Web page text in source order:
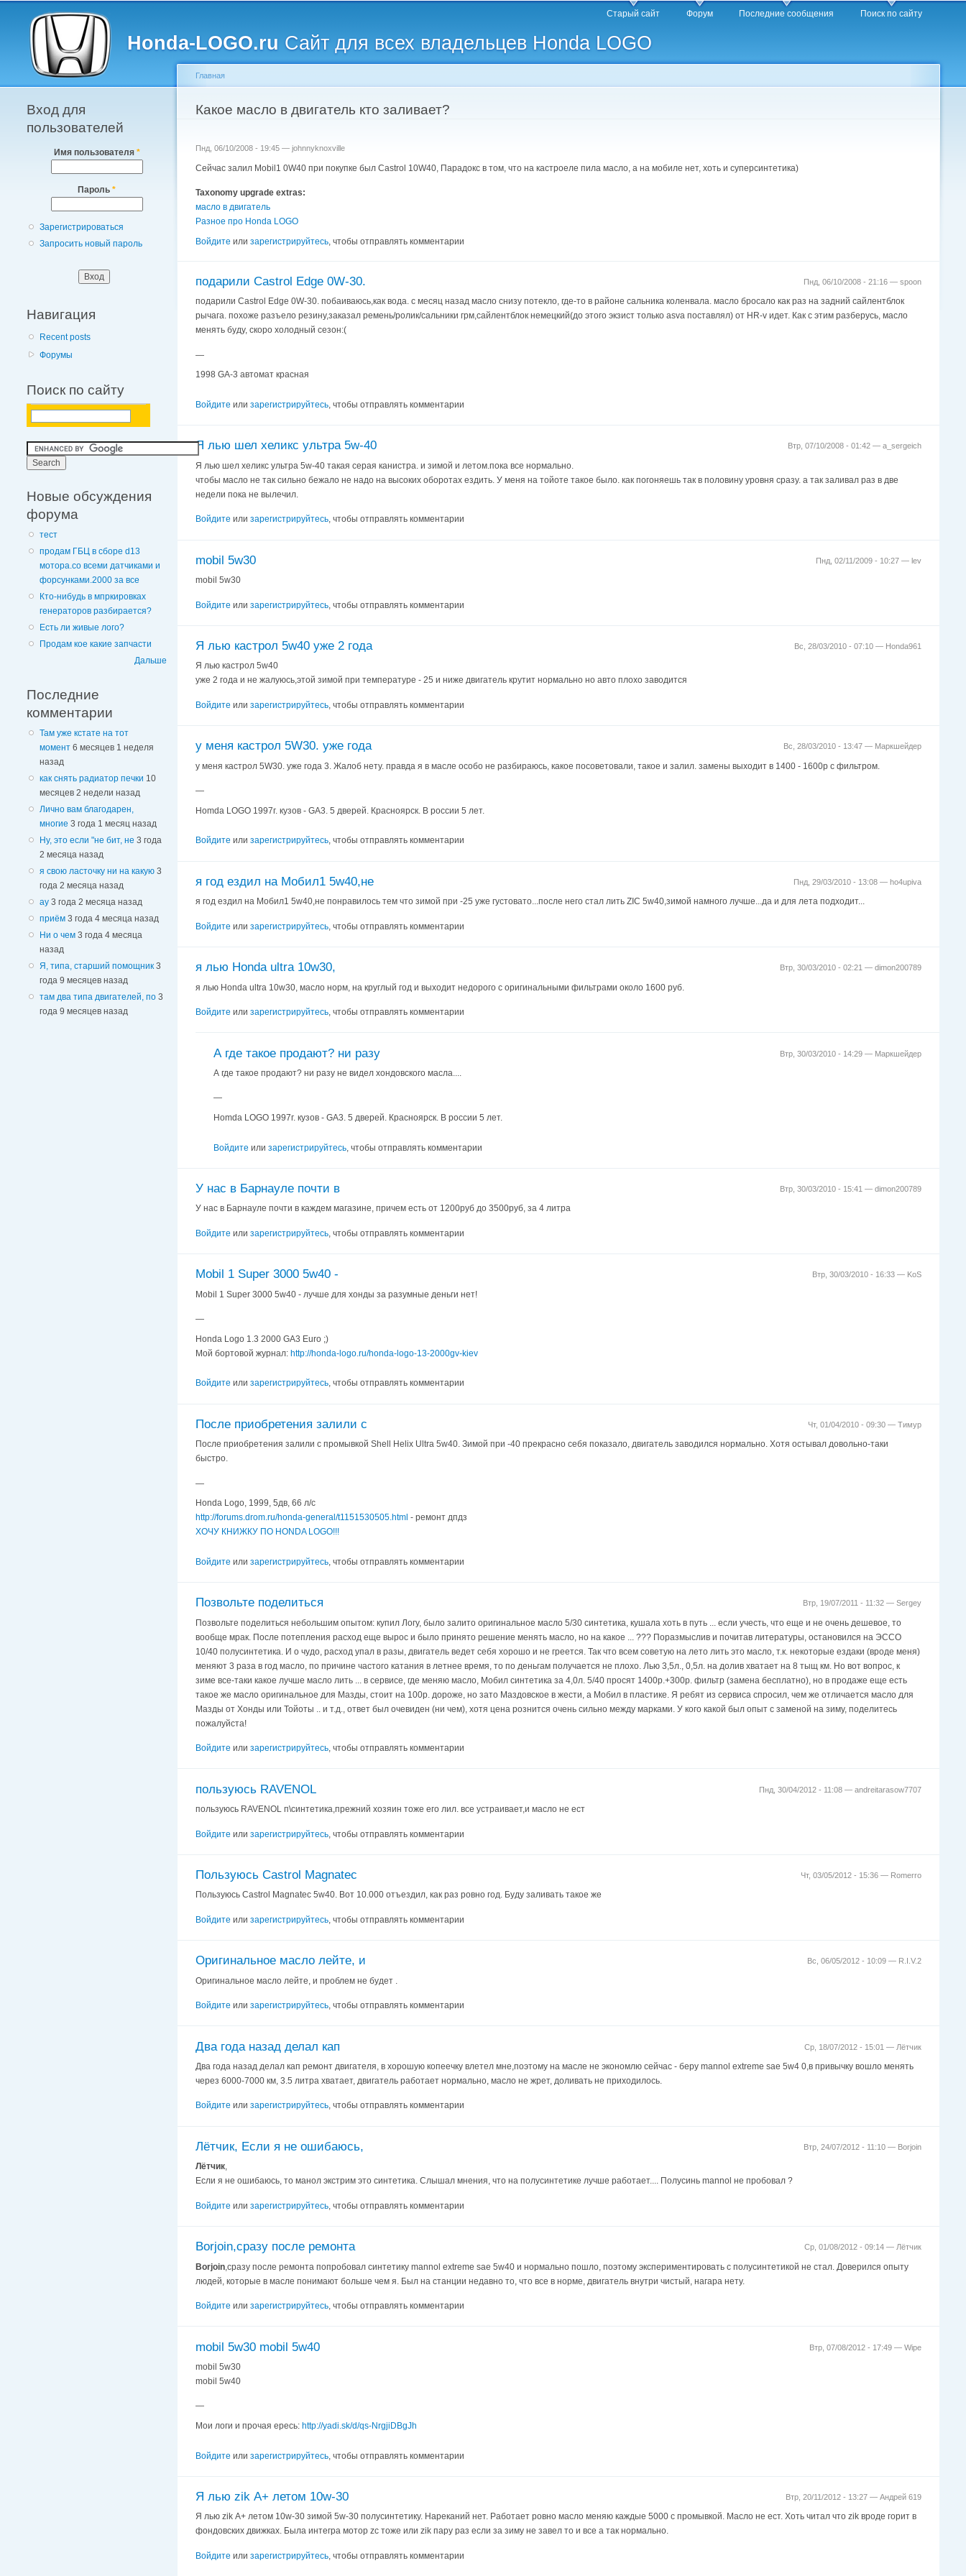
Honda-LOGO.ru Сайт для всех владельцев Honda LOGO
Главное меню Старый сайт Форум Последние сообщения Поиск по сайту
Вход для
пользователей
Имя пользователя *
Пароль *
Зарегистрироваться
Запросить новый пароль
Навигация
Recent posts
Форумы
Поиск по сайту
Новые обсуждения
форума
тест
продам ГБЦ в сборе d13
мотора.со всеми датчиками и
форсунками.2000 за все
Кто-нибудь в мпркировках
генераторов разбирается?
Есть ли живые лого?
Продам кое какие запчасти
Дальше
Последние
комментарии
Там уже кстате на тот
момент 6 месяцев 1 неделя
назад
как снять радиатор печки 10
месяцев 2 недели назад
Лично вам благодарен,
многие 3 года 1 месяц назад
Ну, это если "не бит, не 3 года
2 месяца назад
я свою ласточку ни на какую 3
года 2 месяца назад
ау 3 года 2 месяца назад
приём 3 года 4 месяца назад
Ни о чем 3 года 4 месяца
назад
Я, типа, старший помощник 3
года 9 месяцев назад
там два типа двигателей, по 3
года 9 месяцев назад
Вы здесь
Главная
Какое масло в двигатель кто заливает?
Пнд, 06/10/2008 - 19:45 — johnnyknoxville
Сейчас залил Mobil1 0W40 при покупке был Castrol 10W40, Парадокс в том, что на кастроеле пила масло, а на мобиле нет, хоть и суперсинтетика)
Taxonomy upgrade extras:
масло в двигатель
Разное про Honda LOGO
Войдите или зарегистрируйтесь , чтобы отправлять комментарии
Пнд, 06/10/2008 - 21:16 — spoon
подарили Castrol Edge 0W-30.
подарили Castrol Edge 0W-30. побаиваюсь,как вода. с месяц назад масло снизу потекло, где-то в районе сальника коленвала. масло бросало как раз на задний сайлентблок
рычага. похоже разъело резину,заказал ремень/ролик/сальники грм,сайлентблок немецкий(до этого экзист только asva поставлял) от HR-v идет. Как с этим разберусь, масло
менять буду, скоро холодный сезон:(
—
1998 GA-3 автомат красная
Войдите или зарегистрируйтесь, чтобы отправлять комментарии
Втр, 07/10/2008 - 01:42 — a_sergeich
Я лью шел хеликс ультра 5w-40
Я лью шел хеликс ультра 5w-40 такая серая канистра. и зимой и летом.пока все нормально.
чтобы масло не так сильно бежало не надо на высоких оборотах ездить. У меня на тойоте такое было. как погоняешь так в половину уровня сразу. а так заливал раз в две
недели пока не вылечил.
Войдите или зарегистрируйтесь, чтобы отправлять комментарии
Пнд, 02/11/2009 - 10:27 — lev
mobil 5w30
mobil 5w30
Войдите или зарегистрируйтесь , чтобы отправлять комментарии
Вс, 28/03/2010 - 07:10 — Honda961
Я лью кастрол 5w40 уже 2 года
Я лью кастрол 5w40
уже 2 года и не жалуюсь,этой зимой при температуре - 25 и ниже двигатель крутит нормально но авто плохо заводится
Войдите или зарегистрируйтесь, чтобы отправлять комментарии
Вс, 28/03/2010 - 13:47 — Маркшейдер
у меня кастрол 5W30. уже года
у меня кастрол 5W30. уже года 3. Жалоб нету. правда я в масле особо не разбираюсь, какое посоветовали, такое и залил. замены выходит в 1400 - 1600р с фильтром.
—
Homda LOGO 1997г. кузов - GA3. 5 дверей. Красноярск. В россии 5 лет.
Войдите или зарегистрируйтесь, чтобы отправлять комментарии
Пнд, 29/03/2010 - 13:08 — ho4upiva
я год ездил на Мобил1 5w40,не
я год ездил на Мобил1 5w40,не понравилось тем что зимой при -25 уже густовато...после него стал лить ZIC 5w40,зимой намного лучше...да и для лета подходит...
Войдите или зарегистрируйтесь , чтобы отправлять комментарии
Втр, 30/03/2010 - 02:21 — dimon200789
я лью Honda ultra 10w30,
я лью Honda ultra 10w30, масло норм, на круглый год и выходит недорого с оригинальными фильтрами около 1600 руб.
Войдите или зарегистрируйтесь, чтобы отправлять комментарии
Втр, 30/03/2010 - 14:29 — Маркшейдер
А где такое продают? ни разу
А где такое продают? ни разу не видел хондовского масла....
—
Homda LOGO 1997г. кузов - GA3. 5 дверей. Красноярск. В россии 5 лет.
Войдите или зарегистрируйтесь , чтобы отправлять комментарии
Втр, 30/03/2010 - 15:41 — dimon200789
У нас в Барнауле почти в
У нас в Барнауле почти в каждем магазине, причем есть от 1200руб до 3500руб, за 4 литра
Войдите или зарегистрируйтесь, чтобы отправлять комментарии
Втр, 30/03/2010 - 16:33 — KoS
Mobil 1 Super 3000 5w40 -
Mobil 1 Super 3000 5w40 - лучше для хонды за разумные деньги нет!
—
Honda Logo 1.3 2000 GA3 Euro ;)
Мой бортовой журнал: http://honda-logo.ru/honda-logo-13-2000gv-kiev
Войдите или зарегистрируйтесь, чтобы отправлять комментарии
Чт, 01/04/2010 - 09:30 — Тимур
После приобретения залили с
После приобретения залили с промывкой Shell Helix Ultra 5w40. Зимой при -40 прекрасно себя показало, двигатель заводился нормально. Хотя остывал довольно-таки
быстро.
—
Honda Logo, 1999, 5дв, 66 л/с
http://forums.drom.ru/honda-general/t1151530505.html - ремонт дпдз
ХОЧУ КНИЖКУ ПО HONDA LOGO!!!
Войдите или зарегистрируйтесь, чтобы отправлять комментарии
Втр, 19/07/2011 - 11:32 — Sergey
Позвольте поделиться
Позвольте поделиться небольшим опытом: купил Логу, было залито оригинальное масло 5/30 синтетика, кушала хоть в путь ... если учесть, что еще и не очень дешевое, то
вообще мрак. После потепления расход еще вырос и было принято решение менять масло, но на какое ... ??? Поразмыслив и почитав литературы, остановился на ЭССО
10/40 полусинтетика. И о чудо, расход упал в разы, двигатель ведет себя хорошо и не греется. Так что всем советую на лето лить это масло, т.к. некоторые ездаки (вроде меня)
меняют 3 раза в год масло, по причине частого катания в летнее время, то по деньгам получается не плохо. Лью 3,5л., 0,5л. на долив хватает на 8 тыщ км. Но вот вопрос, к
зиме все-таки какое лучше масло лить ... в сервисе, где меняю масло, Мобил синтетика за 4,0л. 5/40 просят 1400р.+300р. фильтр (замена бесплатно), но в продаже еще есть
такое же масло оригинальное для Мазды, стоит на 100р. дороже, но зато Маздовское в жести, а Мобил в пластике. Я ребят из сервиса спросил, чем же отличается масло для
Мазды от Хонды или Тойоты .. и т.д., ответ был очевиден (ни чем), хотя цена рознится очень сильно между марками. У кого какой был опыт с заменой на зиму, поделитесь
пожалуйста!
Войдите или зарегистрируйтесь, чтобы отправлять комментарии
Пнд, 30/04/2012 - 11:08 — andreitarasow7707
пользуюсь RAVENOL
пользуюсь RAVENOL п\синтетика,прежний хозяин тоже его лил. все устраивает,и масло не ест
Войдите или зарегистрируйтесь , чтобы отправлять комментарии
Чт, 03/05/2012 - 15:36 — Romerro
Пользуюсь Castrol Magnatec
Пользуюсь Castrol Magnatec 5w40. Вот 10.000 отъездил, как раз ровно год. Буду заливать такое же
Войдите или зарегистрируйтесь, чтобы отправлять комментарии
Вс, 06/05/2012 - 10:09 — R.I.V.2
Оригинальное масло лейте, и
Оригинальное масло лейте, и проблем не будет .
Войдите или зарегистрируйтесь, чтобы отправлять комментарии
Ср, 18/07/2012 - 15:01 — Лётчик
Два года назад делал кап
Два года назад делал кап ремонт двигателя, в хорошую копеечку влетел мне,поэтому на масле не экономлю сейчас - беру mannol extreme sae 5w4 0,в привычку вошло менять
через 6000-7000 км, 3.5 литра хватает, двигатель работает нормально, масло не жрет, доливать не приходилось.
Войдите или зарегистрируйтесь, чтобы отправлять комментарии
Втр, 24/07/2012 - 11:10 — Borjoin
Лётчик, Если я не ошибаюсь,
Лётчик,
Если я не ошибаюсь, то манол экстрим это синтетика. Слышал мнения, что на полусинтетике лучше работает.... Полусинь mannol не пробовал ?
Войдите или зарегистрируйтесь, чтобы отправлять комментарии
Ср, 01/08/2012 - 09:14 — Лётчик
Borjoin,сразу после ремонта
Borjoin ,сразу после ремонта попробовал синтетику mannol extreme sae 5w40 и нормально пошло, поэтому экспериментировать с полусинтетикой не стал. Доверился опыту
людей, которые в масле понимают больше чем я. Был на станции недавно то, что все в норме, двигатель внутри чистый, нагара нету.
Войдите или зарегистрируйтесь, чтобы отправлять комментарии
Втр, 07/08/2012 - 17:49 — Wipe
mobil 5w30 mobil 5w40
mobil 5w30
mobil 5w40
—
Мои логи и прочая ересь: http://yadi.sk/d/qs-NrgjiDBgJh
Войдите или зарегистрируйтесь , чтобы отправлять комментарии
Втр, 20/11/2012 - 13:27 — Андрей 619
Я лью zik А+ летом 10w-30
Я лью zik А+ летом 10w-30 зимой 5w-30 полусинтетику. Нареканий нет. Работает ровно масло меняю каждые 5000 с промывкой. Масло не ест. Хоть читал что zik вроде горит в
фондовских движках. Была интегра мотор zc тоже или zik пару раз если за зиму не завел то и все а так нормально.
Войдите или зарегистрируйтесь, чтобы отправлять комментарии